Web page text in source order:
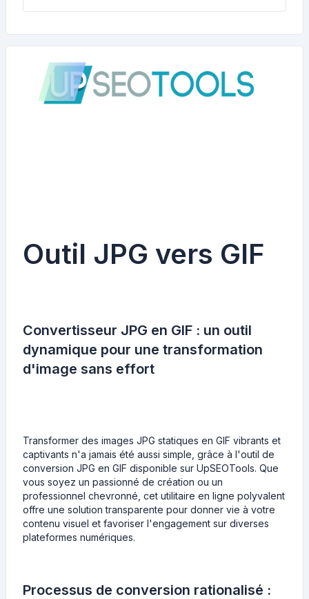
Outil JPG vers GIF
Convertisseur JPG en GIF : un outil
dynamique pour une transformation
d'image sans effort
Transformer des images JPG statiques en GIF vibrants et
captivants n'a jamais été aussi simple, grâce à l'outil de
conversion JPG en GIF disponible sur UpSEOTools. Que
vous soyez un passionné de création ou un
professionnel chevronné, cet utilitaire en ligne polyvalent
offre une solution transparente pour donner vie à votre
contenu visuel et favoriser l'engagement sur diverses
plateformes numériques.
Processus de conversion rationalisé :